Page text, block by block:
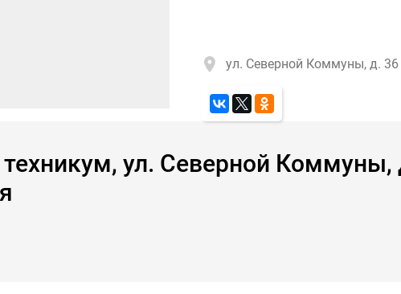
ул. Северной Коммуны, д. 36
ул. Северной Коммуны,